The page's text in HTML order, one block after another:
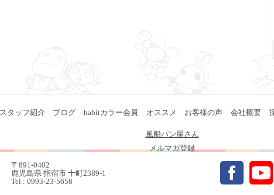
スタッフ紹介 ブログ habitカラー会員 オススメ お客様の声 会社概要
メルマガ登録
風船パン屋さん
〒891-0402
鹿児島県 指宿市 十町2389-1
Tel : 0993-23-5658